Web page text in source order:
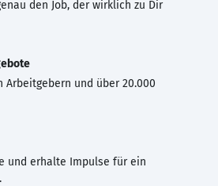
den Job, der wirklich zu Dir
Arbeitgebern und über 20.000
und erhalte Impulse für ein